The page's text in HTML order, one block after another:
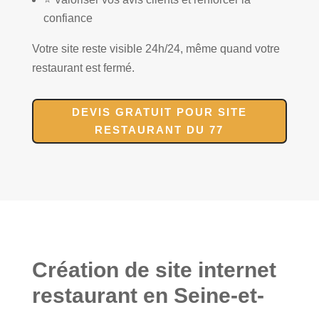
confiance
Votre site reste visible 24h/24, même quand votre
restaurant est fermé.
DEVIS GRATUIT POUR SITE
RESTAURANT DU 77
Création de site internet
restaurant en Seine-et-